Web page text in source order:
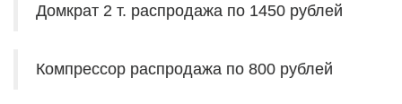
Домкрат 2 т. распродажа по 1450 рублей
Компрессор распродажа по 800 рублей